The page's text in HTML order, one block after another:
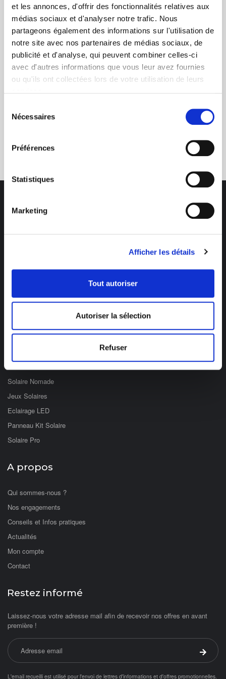
et les annonces, d'offrir des fonctionnalités relatives aux
médias sociaux et d'analyser notre trafic. Nous
partageons également des informations sur l'utilisation de
notre site avec nos partenaires de médias sociaux, de
publicité et d'analyse, qui peuvent combiner celles-ci
avec d'autres informations que vous leur avez fournies
ou qu'ils ont collectées lors de votre utilisation de leurs
Nécessaires
Préférences
Statistiques
Marketing
Afficher les détails
Tout autoriser
Autoriser la sélection
Refuser
+ de 10 ans d'expertise
dans le photovoltaïque
de 8h à 12h et de 14h à 17h
Eclairage Solaire
Solaire Nomade
Jeux Solaires
Eclairage LED
Panneau Kit Solaire
Solaire Pro
A propos
Qui sommes-nous ?
Nos engagements
Conseils et Infos pratiques
Actualités
Mon compte
Contact
Restez informé
Laissez-nous votre adresse mail afin de recevoir nos offres en avant
première !
Adresse email
Valider
L'email recueilli est utilisé pour l'envoi de lettres d'informations et d'offres promotionnelles.